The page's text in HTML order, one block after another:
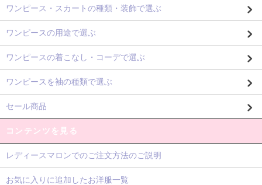
ワンピース・スカートの種類・装飾で選ぶ
ワンピースの用途で選ぶ
ワンピースの着こなし・コーデで選ぶ
ワンピースを袖の種類で選ぶ
セール商品
コンテンツを見る
レディースマロンでのご注文方法のご説明
お気に入りに追加したお洋服一覧